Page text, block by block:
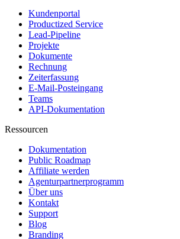
Kundenportal
Productized Service
Lead-Pipeline
Projekte
Dokumente
Rechnung
Zeiterfassung
E-Mail-Posteingang
Teams
API-Dokumentation
Ressourcen
Dokumentation
Public Roadmap
Affiliate werden
Agenturpartnerprogramm
Über uns
Kontakt
Support
Blog
Branding